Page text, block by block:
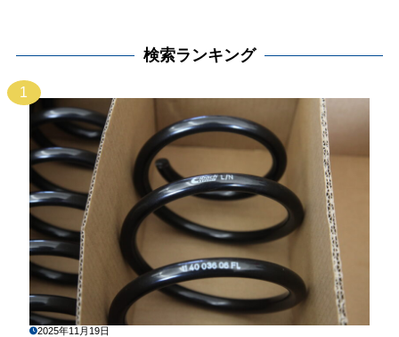
検索ランキング
1
2025年11月19日